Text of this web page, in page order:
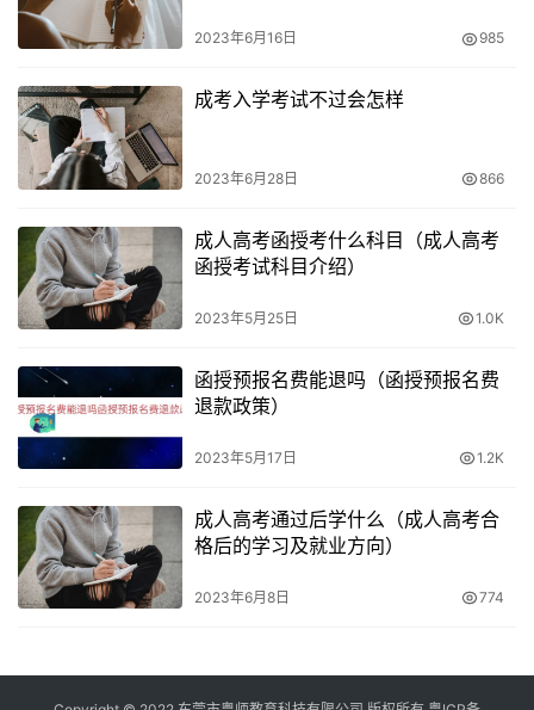
2023年6月16日 985
成考入学考试不过会怎样
2023年6月28日 866
成人高考函授考什么科目（成人高考
函授考试科目介绍）
2023年5月25日 1.0K
函授预报名费能退吗（函授预报名费
退款政策）
2023年5月17日 1.2K
成人高考通过后学什么（成人高考合
格后的学习及就业方向）
2023年6月8日 774